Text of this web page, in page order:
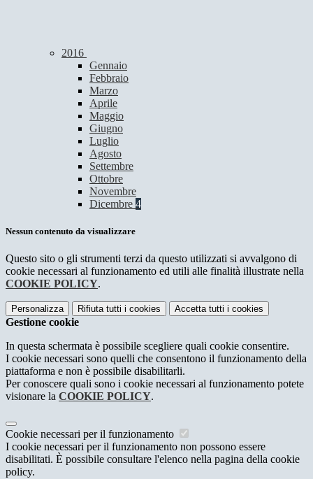
2016
Gennaio
Febbraio
Marzo
Aprile
Maggio
Giugno
Luglio
Agosto
Settembre
Ottobre
Novembre
Dicembre 4
Nessun contenuto da visualizzare
Questo sito o gli strumenti terzi da questo utilizzati si avvalgono di
cookie necessari al funzionamento ed utili alle finalità illustrate nella
COOKIE POLICY.
Personalizza Rifiuta tutti i cookies Accetta tutti i cookies
Gestione cookie
In questa schermata è possibile scegliere quali cookie consentire.
I cookie necessari sono quelli che consentono il funzionamento della
piattaforma e non è possibile disabilitarli.
Per conoscere quali sono i cookie necessari al funzionamento potete
visionare la COOKIE POLICY.
Cookie necessari per il funzionamento
I cookie necessari per il funzionamento non possono essere
disabilitati. È possibile consultare l'elenco nella pagina della cookie
policy.